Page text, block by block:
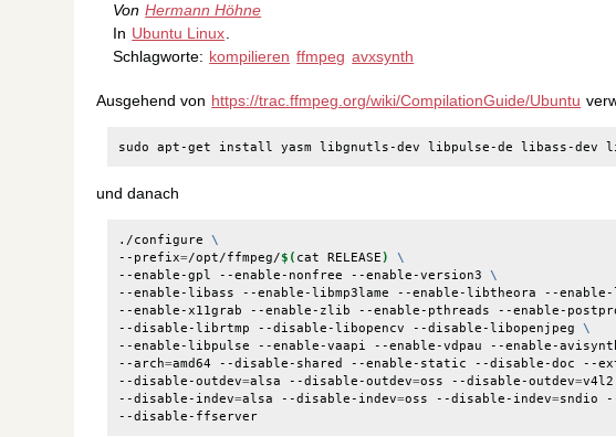
Von Hermann Höhne
In Ubuntu Linux.
Schlagworte: kompilieren ffmpeg avxsynth
Ausgehend von https://trac.ffmpeg.org/wiki/CompilationGuide/Ubuntu
und danach
./configure \
--prefix=/opt/ffmpeg/$( cat RELEASE)
\
--enable-gpl --enable-nonfree --enable-version3 \
--enable-libass --enable-libmp3lame --enable-libtheora --
--enable-x11grab --enable-zlib --enable-pthreads --enable-
--disable-librtmp --disable-libopencv --disable-libopenjpeg \
--enable-libpulse --enable-vaapi --enable-vdpau --enable-
--arch=amd64 --disable-shared --enable-static --disable-doc --
--disable-outdev=alsa --disable-outdev=oss --disable-outdev=
--disable-indev=alsa --disable-indev=oss --disable-indev=sndio